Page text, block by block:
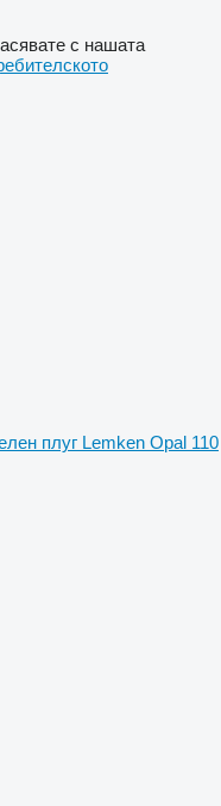
с нашата
плуг Lemken Opal 110